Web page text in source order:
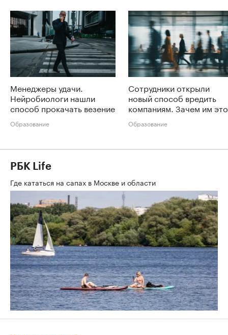
Менеджеры удачи.
Нейробиологи нашли
способ прокачать везение
Образование
Сотрудники открыли
новый способ вредить
компаниям. Зачем им это
Образование
РБК Life
Где кататься на сапах в Москве и области